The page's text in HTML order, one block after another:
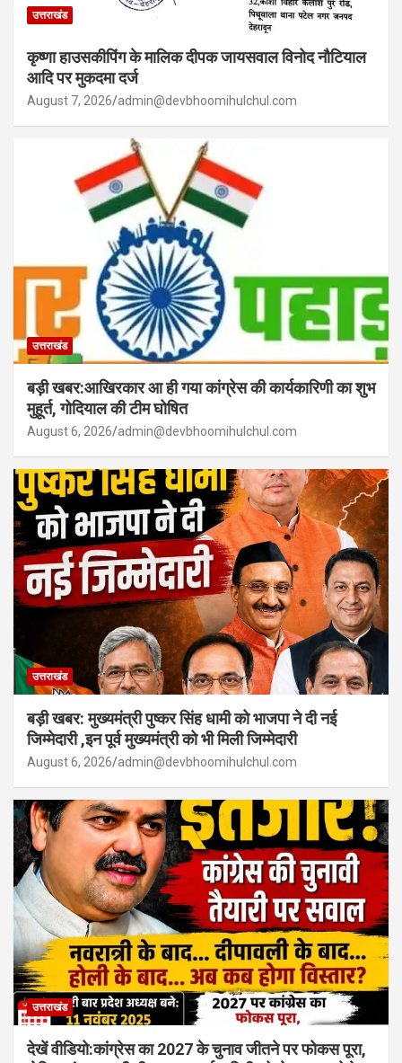
उत्तराखंड
कृष्णा हाउसकीपिंग के मालिक दीपक जायसवाल विनोद नौटियाल
आदि पर मुकदमा दर्ज
August 7, 2026 admin@devbhoomihulchul.com
उत्तराखंड
बड़ी खबर:आखिरकार आ ही गया कांग्रेस की कार्यकारिणी का शुभ
मुहूर्त, गोदियाल की टीम घोषित
August 6, 2026 admin@devbhoomihulchul.com
उत्तराखंड
बड़ी खबर: मुख्यमंत्री पुष्कर सिंह धामी को भाजपा ने दी नई
जिम्मेदारी ,इन पूर्व मुख्यमंत्री को भी मिली जिम्मेदारी
August 6, 2026 admin@devbhoomihulchul.com
उत्तराखंड
देखें वीडियो:कांग्रेस का 2027 के चुनाव जीतने पर फोकस पूरा,